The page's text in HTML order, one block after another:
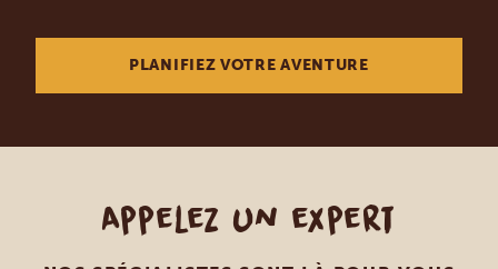
PLANIFIEZ VOTRE AVENTURE
Appelez un expert